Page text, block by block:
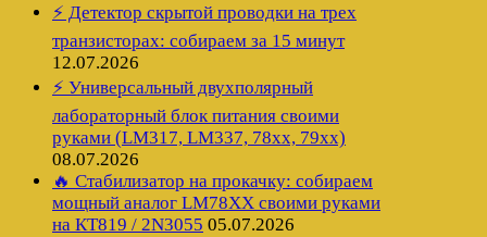
⚡ Детектор скрытой проводки на трех
транзисторах: собираем за 15 минут
12.07.2026
⚡ Универсальный двухполярный
лабораторный блок питания своими
руками (LM317, LM337, 78xx, 79xx)
08.07.2026
🔥 Стабилизатор на прокачку: собираем
мощный аналог LM78XX своими руками
на КТ819 / 2N3055 05.07.2026